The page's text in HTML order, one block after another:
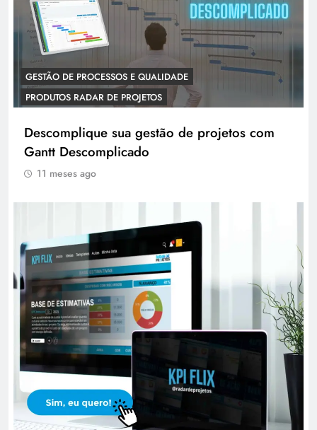
GESTÃO DE PROCESSOS E QUALIDADE
PRODUTOS RADAR DE PROJETOS
Descomplique sua gestão de projetos com
Gantt Descomplicado
11 meses ago